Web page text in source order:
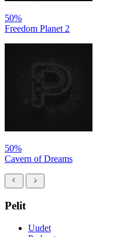
50%
Freedom Planet 2
50%
Cavern of Dreams
Pelit
Uudet